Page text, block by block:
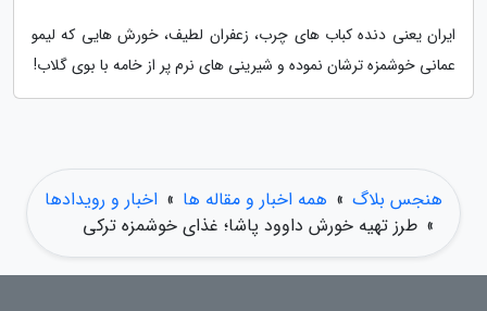
ایران یعنی دنده کباب های چرب، زعفران لطیف، خورش هایی که لیمو
عمانی خوشمزه ترشان نموده و شیرینی های نرم پر از خامه با بوی گلاب!
هنجس بلاگ » همه اخبار و مقاله ها » اخبار و رویدادها
» طرز تهیه خورش داوود پاشا؛ غذای خوشمزه ترکی